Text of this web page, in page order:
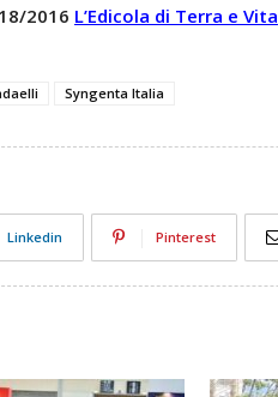
2016 L’Edicola di Terra e Vita
Syngenta Italia
Linkedin Pinterest